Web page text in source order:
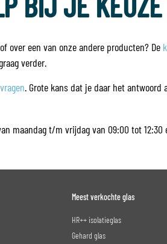
over een van onze andere producten? De
verder.
. Grote kans dat je daar het antwoord
maandag t/m vrijdag van 09:00 tot
Meest verkochte glas
HR++ isolatieglas
Gehard glas